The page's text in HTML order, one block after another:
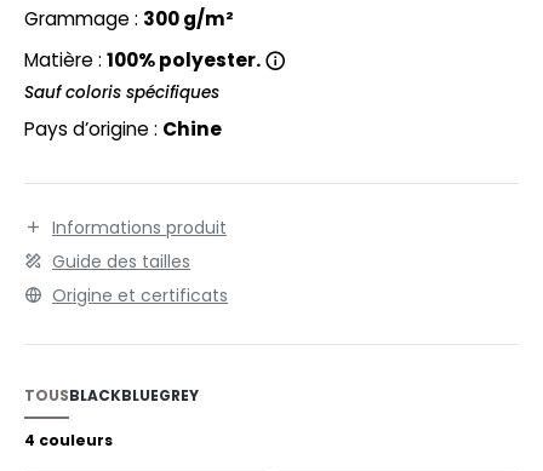
IN EUROPE
LABEL / TEAR AWAY
SHOPPING
HALES
ROW
OF THE LOOM VINTAGE
Grammage : 300 g/m²
Matière : 100% polyester.
Sauf coloris spécifiques
Pays d’origine : Chine
Informations produit
Guide des tailles
Origine et certificats
TOUSBLACKBLUEGREY
4 couleurs